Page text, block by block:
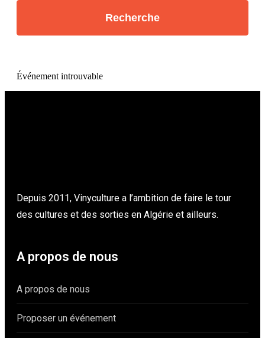
Événement introuvable
Depuis 2011, Vinyculture a l’ambition de faire le tour
des cultures et des sorties en Algérie et ailleurs.
A propos de nous
A propos de nous
Proposer un événement